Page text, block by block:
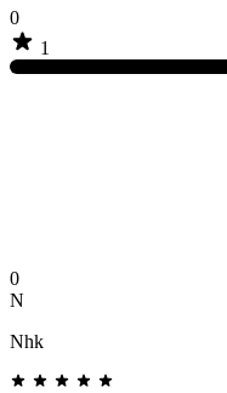
0
1
0
N
Nhk